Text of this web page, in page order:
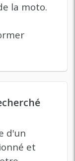
la moto.
d'un
et